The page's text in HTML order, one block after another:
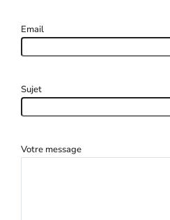
Email
Sujet
Votre message